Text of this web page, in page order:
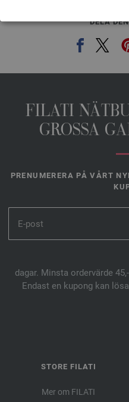
DELA
FILATI
GROSSA
PRENUMERERA PÅ VÅRT
dagar. Minsta ordervärde
Endast en kupong kan
STORE FILATI
Mer om FILATI